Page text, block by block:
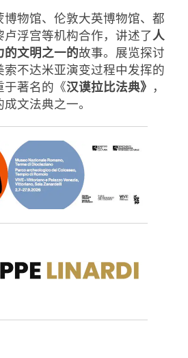
物馆、伦敦大英博物馆、都
浮宫等机构合作，讲述了人
文明之一的故事。展览探讨
不达米亚演变过程中发挥的
于著名的《汉谟拉比法典》 ，
文法典之一。